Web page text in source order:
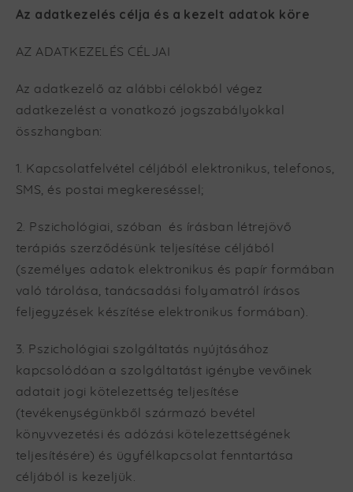
Az adatkezelés célja és a kezelt adatok köre
AZ ADATKEZELÉS CÉLJAI
Az adatkezelő az alábbi célokból végez
adatkezelést a vonatkozó jogszabályokkal
összhangban:
1. Kapcsolatfelvétel céljából elektronikus, telefonos,
SMS, és postai megkereséssel;
2. Pszichológiai, szóban és írásban létrejövő
terápiás szerződésünk teljesítése céljából
(személyes adatok elektronikus és papír formában
való tárolása, tanácsadási folyamatról írásos
feljegyzések készítése elektronikus formában).
3. Pszichológiai szolgáltatás nyújtásához
kapcsolódóan a szolgáltatást igénybe vevőinek
adatait jogi kötelezettség teljesítése
(tevékenységünkből származó bevétel
könyvvezetési és adózási kötelezettségének
teljesítésére) és ügyfélkapcsolat fenntartása
céljából is kezeljük.